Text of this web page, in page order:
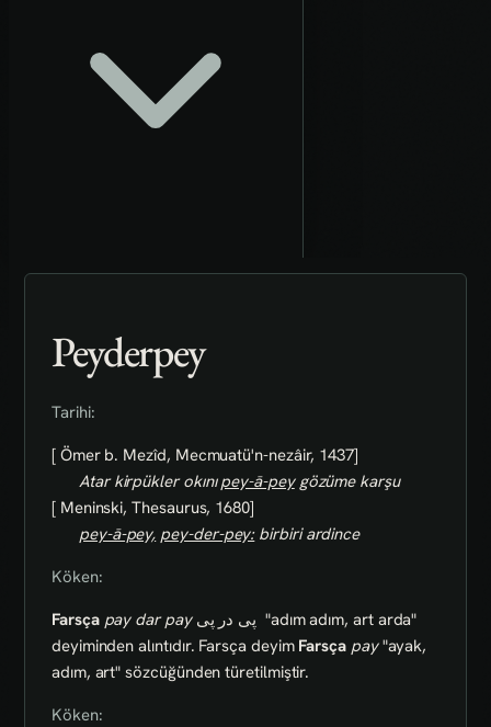
Peyderpey
Tarihi:
[ Ömer b. Mezîd, Mecmuatü'n-nezâir, 1437]
Atar kirpükler okınıpey-ā-peygözüme karşu
[ Meninski, Thesaurus, 1680]
pey-ā-pey, pey-der-pey:birbiri ardince
Köken:
Farsça pay dar pay
"adım adım, art arda"
deyiminden alıntıdır. Farsça deyim Farsça pay"ayak,
adım, art" sözcüğünden türetilmiştir.
Köken: